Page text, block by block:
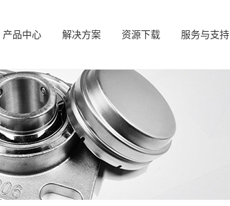
产品中心 解决方案 资源下载 服务与支持